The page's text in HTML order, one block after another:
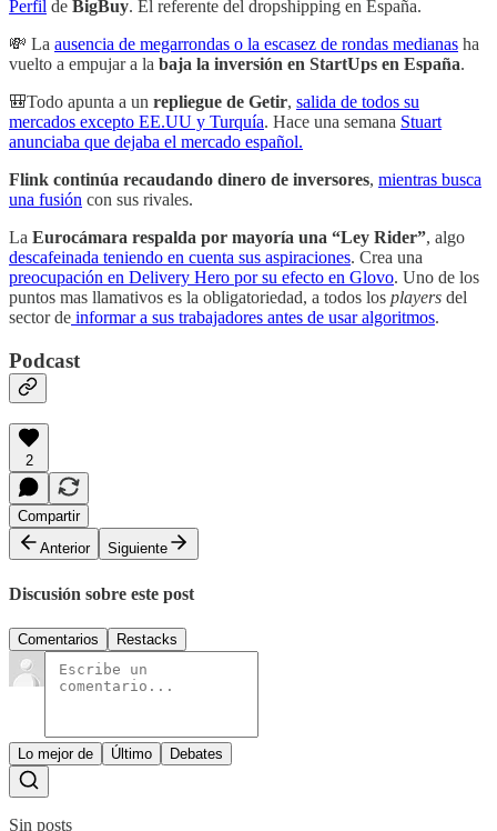
Perfil de BigBuy. El referente del dropshipping en España.
💸 La ausencia de megarrondas o la escasez de rondas medianas ha
vuelto a empujar a la baja la inversión en StartUps en España.
🎒Todo apunta a un repliegue de Getir, salida de todos su
mercados excepto EE.UU y Turquía. Hace una semana Stuart
anunciaba que dejaba el mercado español.
Flink continúa recaudando dinero de inversores, mientras busca
una fusión con sus rivales.
La Eurocámara respalda por mayoría una “Ley Rider”, algo
descafeinada teniendo en cuenta sus aspiraciones. Crea una
preocupación en Delivery Hero por su efecto en Glovo. Uno de los
puntos mas llamativos es la obligatoriedad, a todos los players del
sector de informar a sus trabajadores antes de usar algoritmos.
Podcast
2
Compartir
Anterior
Siguiente
Discusión sobre este post
Comentarios Restacks
Lo mejor de Último Debates
Sin posts